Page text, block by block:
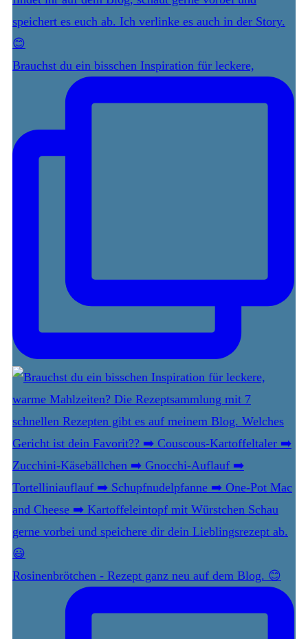
Brauchst du ein bisschen Inspiration für leckere,
Rosinenbrötchen - Rezept ganz neu auf dem Blog. 😊